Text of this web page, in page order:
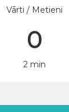
Vārti / Metieni
0
2 min